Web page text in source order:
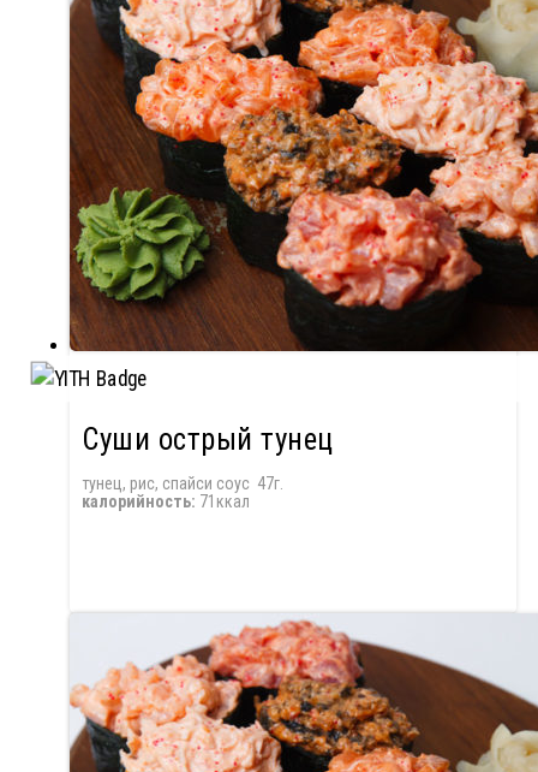
Суши острый тунец
тунец, рис, спайси соус 47г.
калорийность: 71ккал